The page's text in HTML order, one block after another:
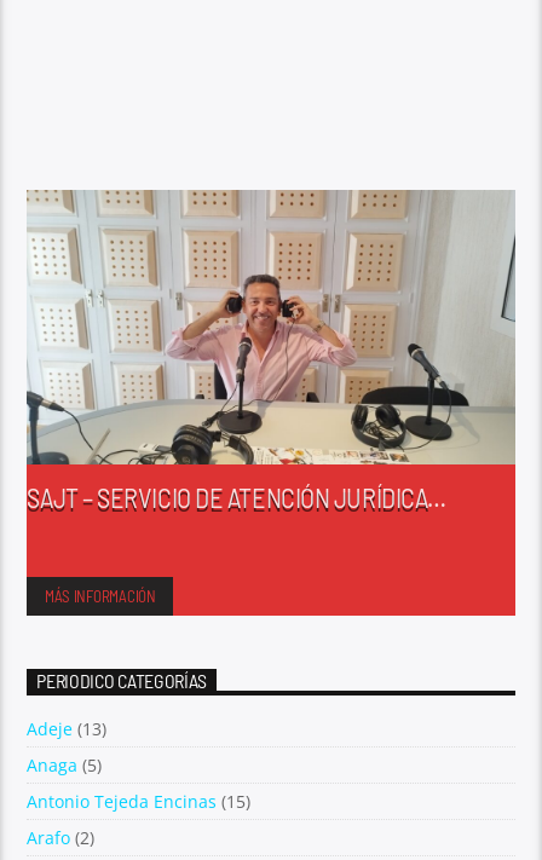
SAJT – SERVICIO DE ATENCIÓN JURÍDICA
MÁS INFORMACIÓN
PERIODICO CATEGORÍAS
Adeje (13)
Anaga (5)
Antonio Tejeda Encinas (15)
Arafo (2)